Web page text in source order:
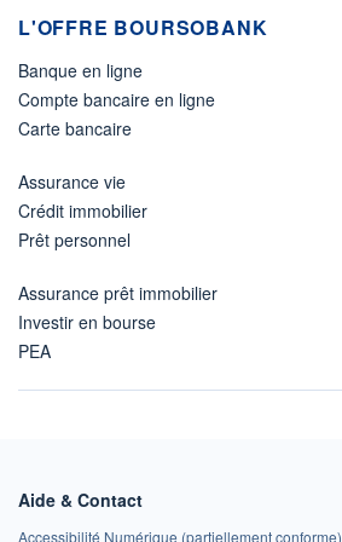
L'OFFRE BOURSOBANK
Banque en ligne
Compte bancaire en ligne
Carte bancaire
Assurance vie
Crédit immobilier
Prêt personnel
Assurance prêt immobilier
Investir en bourse
PEA
Aide & Contact
Accessibilité Numérique (partiellement conforme)